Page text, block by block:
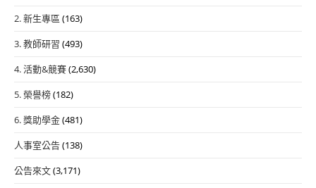
2. 新生專區 (163)
3. 教師研習 (493)
4. 活動&競賽(2,630)
5. 榮譽榜(182)
6. 獎助學金(481)
人事室公告(138)
公告來文(3,171)